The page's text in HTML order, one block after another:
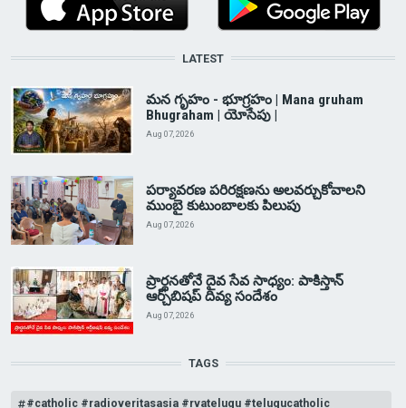
LATEST
మన గృహం - భూగ్రహం | Mana gruham
Bhugraham | యోసేపు |
Aug 07, 2026
పర్యావరణ పరిరక్షణను అలవర్చుకోవాలని
ముంబై కుటుంబాలకు పిలుపు
Aug 07, 2026
ప్రార్థనతోనే దైవ సేవ సాధ్యం: పాకిస్తాన్‌
ఆర్చ్‌బిషప్ దివ్య సందేశం
Aug 07, 2026
TAGS
#catholic #radioveritasasia #rvatelugu #telugucatholic